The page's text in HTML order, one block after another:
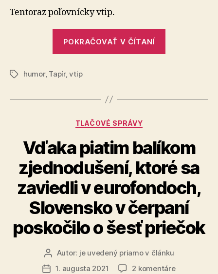
Tentoraz poľovnícky vtip.
POKRAČOVAŤ V ČÍTANÍ
Značkyhumor, Tapír,vtip
Kategórie
TLAČOVÉ SPRÁVY
Vďaka piatim balíkom
zjednodušení, ktoré sa
zaviedli v eurofondoch,
Slovensko v čerpaní
poskočilo o šesť priečok
Autor
článku
Autor: je uvedený priamo v článku
Dátum
1. augusta 2021 2 komentárena